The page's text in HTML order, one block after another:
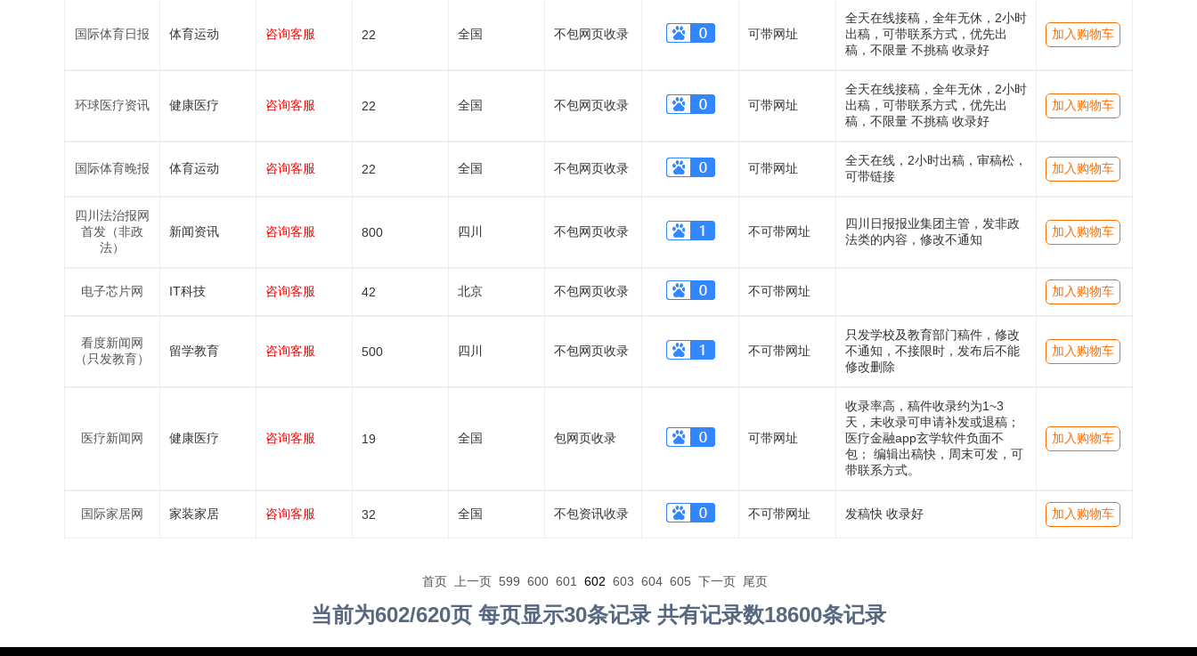
国际体育日报 体育运动 咨询客服 22 全国 不包网页收录 可带网址
全天在线接稿，全年无休，2小时
出稿，可带联系方式，优先出
稿，不限量 不挑稿 收录好
加入购物车
环球医疗资讯 健康医疗 咨询客服 22 全国 不包网页收录 可带网址
全天在线接稿，全年无休，2小时
出稿，可带联系方式，优先出
稿，不限量 不挑稿 收录好
加入购物车
国际体育晚报 体育运动 咨询客服 22 全国 不包网页收录 可带网址
全天在线，2小时出稿，审稿松，
可带链接
加入购物车
四川法治报网
首发（非政
法）
新闻资讯 咨询客服 800 四川 不包网页收录 不可带网址
四川日报报业集团主管，发非政
法类的内容，修改不通知
加入购物车
电子芯片网 IT科技 咨询客服 42 北京 不包网页收录 不可带网址 加入购物车
看度新闻网
（只发教育）
留学教育 咨询客服 500 四川 不包网页收录 不可带网址
只发学校及教育部门稿件，修改
不通知，不接限时，发布后不能
修改删除
加入购物车
医疗新闻网 健康医疗 咨询客服 19 全国 包网页收录 可带网址
收录率高，稿件收录约为1~3
天，未收录可申请补发或退稿；
医疗金融app玄学软件负面不
包； 编辑出稿快，周末可发，可
带联系方式。
加入购物车
国际家居网 家装家居 咨询客服 32 全国 不包资讯收录 不可带网址 发稿快 收录好 加入购物车
首页 上一页 599 600 601 602 603 604 605 下一页 尾页
当前为602/620页 每页显示30条记录 共有记录数18600条记录